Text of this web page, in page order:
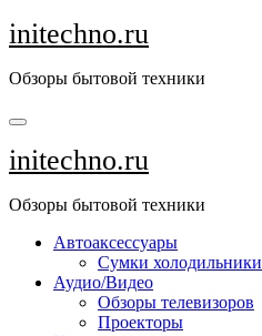
Перейти
к
initechno.ru
Обзоры бытовой техники
initechno.ru
Обзоры бытовой техники
Автоаксессуары
Сумки холодильники
Аудио/Видео
Обзоры телевизоров
Проекторы